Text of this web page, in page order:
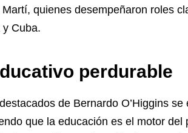
quienes desempeñaron roles
Cuba.
perdurable
de Bernardo O’Higgins
que la educación es el motor